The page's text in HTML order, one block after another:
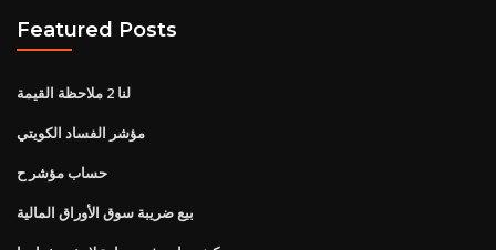
Featured Posts
لنا 2 ملاحظة القيمة
مؤشر الفساد الكويتي
حساب مؤشر ح
بيع ضريبة سوق الأوراق المالية